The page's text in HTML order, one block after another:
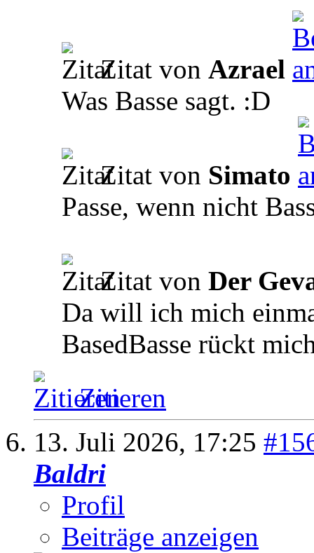
Zitat von Azrael
Was Basse sagt. :D
Zitat von Simato
Passe, wenn nicht
Zitat von Der
Da will ich mich
BasedBasse rückt
Zitieren
13. Juli 2026, 17:25
Baldri
Profil
Beiträge anzeigen